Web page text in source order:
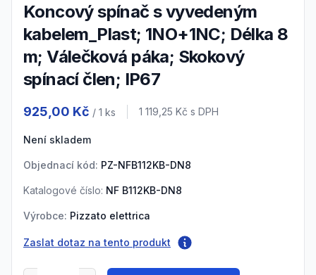
Koncový spínač s vyvedeným
kabelem_Plast; 1NO+1NC; Délka 8
m; Válečková páka; Skokový
spínací člen; IP67
925,00 Kč / 1 ks Cena s DPH
1 119,25 Kč s DPH
Není skladem
Objednací kód: PZ-NFB112KB-DN8
Katalogové číslo: NF B112KB-DN8
Výrobce: Pizzato elettrica
Zaslat dotaz na tento produkt